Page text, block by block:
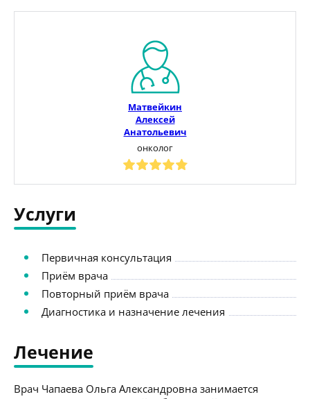
Матвейкин
Алексей
Анатольевич
онколог
Услуги
Первичная консультация
Приём врача
Повторный приём врача
Диагностика и назначение лечения
Лечение
Врач Чапаева Ольга Александровна занимается